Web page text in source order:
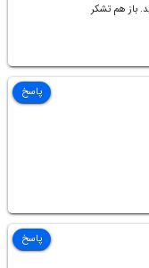
باز هم تشکر
پاسخ
پاسخ